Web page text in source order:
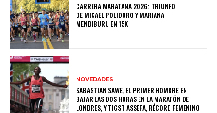
CARRERA MARATANA 2026: TRIUNFO
DE MICAEL POLIDORO Y MARIANA
MENDIBURU EN 15K
NOVEDADES
SABASTIAN SAWE, EL PRIMER HOMBRE EN
BAJAR LAS DOS HORAS EN LA MARATÓN DE
LONDRES, Y TIGST ASSEFA, RÉCORD FEMENINO